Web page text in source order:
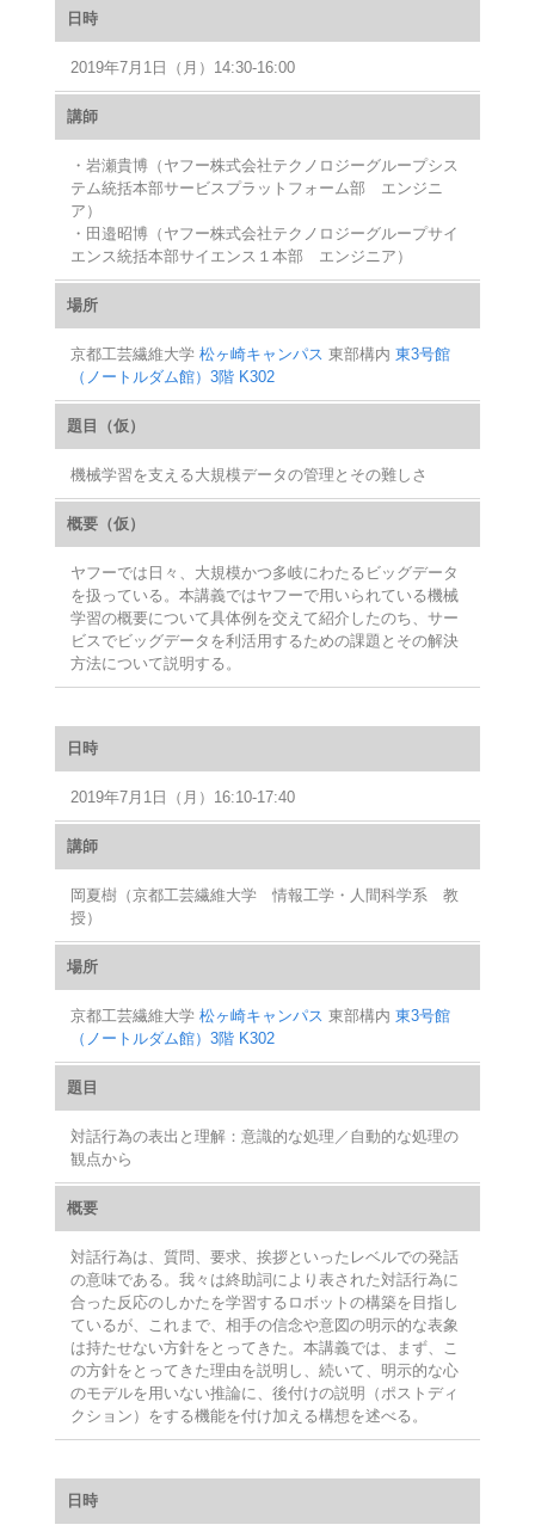
日時
2019年7月1日（月）14:30‐16:00
講師
・岩瀬貴博（ヤフー株式会社テクノロジーグループシス
テム統括本部サービスプラットフォーム部 エンジニ
ア）
・田邉昭博（ヤフー株式会社テクノロジーグループサイ
エンス統括本部サイエンス１本部 エンジニア）
場所
京都工芸繊維大学 松ヶ崎キャンパス 東部構内 東3号館
（ノートルダム館）3階 K302
題目（仮）
機械学習を支える大規模データの管理とその難しさ
概要（仮）
ヤフーでは日々、大規模かつ多岐にわたるビッグデータ
を扱っている。本講義ではヤフーで用いられている機械
学習の概要について具体例を交えて紹介したのち、サー
ビスでビッグデータを利活用するための課題とその解決
方法について説明する。
日時
2019年7月1日（月）16:10‐17:40
講師
岡夏樹（京都工芸繊維大学 情報工学・人間科学系 教
授）
場所
京都工芸繊維大学 松ヶ崎キャンパス 東部構内 東3号館
（ノートルダム館）3階 K302
題目
対話行為の表出と理解：意識的な処理／自動的な処理の
観点から
概要
対話行為は、質問、要求、挨拶といったレベルでの発話
の意味である。我々は終助詞により表された対話行為に
合った反応のしかたを学習するロボットの構築を目指し
ているが、これまで、相手の信念や意図の明示的な表象
は持たせない方針をとってきた。本講義では、まず、こ
の方針をとってきた理由を説明し、続いて、明示的な心
のモデルを用いない推論に、後付けの説明（ポストディ
クション）をする機能を付け加える構想を述べる。
日時